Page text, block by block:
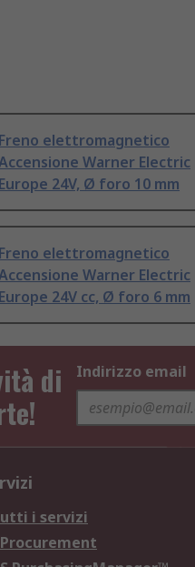
Freno elettromagnetico
Warner Electric
Europe 24V, Ø foro 10 mm
Freno elettromagnetico
Warner Electric
Europe 24V cc, Ø foro 6 mm
di
Indirizzo email
i servizi